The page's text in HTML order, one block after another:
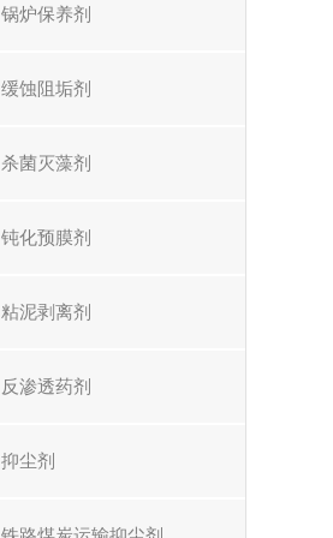
锅炉保养剂
缓蚀阻垢剂
杀菌灭藻剂
钝化预膜剂
粘泥剥离剂
反渗透药剂
抑尘剂